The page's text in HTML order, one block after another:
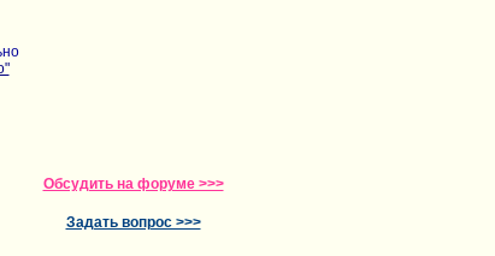
Обсудить на форуме >>>
Задать вопрос >>>